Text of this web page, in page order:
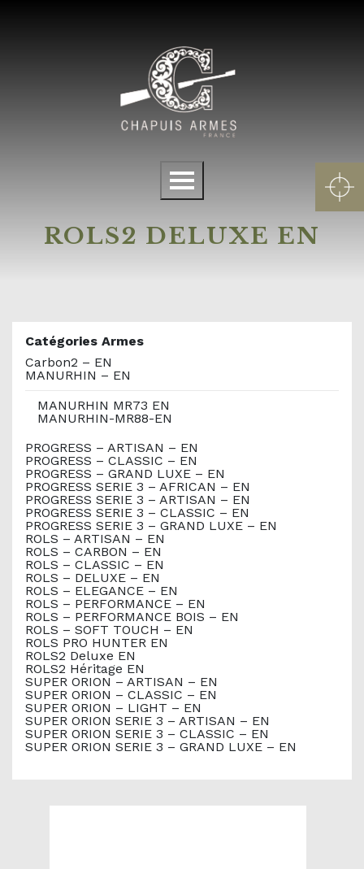
Menu
ROLS2 DELUXE EN
Catégories Armes
Carbon2 – EN
MANURHIN – EN
MANURHIN MR73 EN
MANURHIN-MR88-EN
PROGRESS – ARTISAN – EN
PROGRESS – CLASSIC – EN
PROGRESS – GRAND LUXE – EN
PROGRESS SERIE 3 – AFRICAN – EN
PROGRESS SERIE 3 – ARTISAN – EN
PROGRESS SERIE 3 – CLASSIC – EN
PROGRESS SERIE 3 – GRAND LUXE – EN
ROLS – ARTISAN – EN
ROLS – CARBON – EN
ROLS – CLASSIC – EN
ROLS – DELUXE – EN
ROLS – ELEGANCE – EN
ROLS – PERFORMANCE – EN
ROLS – PERFORMANCE BOIS – EN
ROLS – SOFT TOUCH – EN
ROLS PRO HUNTER EN
ROLS2 Deluxe EN
ROLS2 Héritage EN
SUPER ORION – ARTISAN – EN
SUPER ORION – CLASSIC – EN
SUPER ORION – LIGHT – EN
SUPER ORION SERIE 3 – ARTISAN – EN
SUPER ORION SERIE 3 – CLASSIC – EN
SUPER ORION SERIE 3 – GRAND LUXE – EN